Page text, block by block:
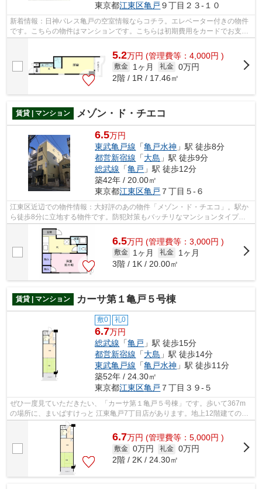
東京都江東区亀戸 ９丁目２３-１０
新着情報：日神パレス亀戸の空室情報ならコチラ。エレベーター付きの物件
です。こちらの物件はマンションです。こちらは初期費用をカードでお支払
5.2万円 (管理費等：4,000円 )
敷金 1ヶ月 礼金 0万円
2階 / 1R / 17.46㎡
賃貸 | マンション メゾン・ド・チエコ
6.5万円
東武亀戸線 「亀戸水神 」駅 徒歩8分
都営新宿線 「大島 」駅 徒歩9分
総武線 「亀戸 」駅 徒歩12分
築42年 / 20.00㎡
東京都江東区亀戸 ７丁目５-６
江東区近辺での物件情報：大好評のあの物件「メゾン・ド・チエコ」。駅か
ら徒歩8分に立地する物件です。防犯対策もバッチリなマンションタイプの
物件です。お客様のご希望の物件をご提...
6.5万円 (管理費等：3,000円 )
敷金 1ヶ月 礼金
1ヶ月
3階 / 1K / 20.00㎡
賃貸 | マンション カーサ第１亀戸５号棟
敷0 礼0
6.7万円
総武線 「亀戸 」駅 徒歩15分
都営新宿線 「大島 」駅 徒歩14分
東武亀戸線 「亀戸水神 」駅 徒歩11分
築52年 / 24.30㎡
東京都江東区亀戸 ７丁目３９-５
ぜひ一度見ていただきたい、「カーサ第１亀戸５号棟」です。歩いて367m
の場所に、まいばすけっと 江東亀戸7丁目店があります。地上12階建ての物
件。徒歩15分で駅へのアクセスが可能な...
6.7万円 (管理費等：5,000円 )
敷金 0万円 礼金 0万円
2階 / 2K / 24.30㎡